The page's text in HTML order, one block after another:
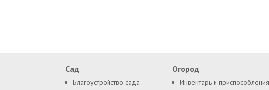
Сад
Благоустройство сада
Огород
Инвентарь и приспособления